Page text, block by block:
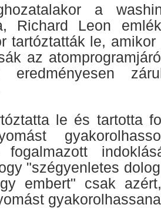
a
Richard Leon
tartóztatták le,
az
eredményesen
le és tartotta
"szégyenletes
embert" csak